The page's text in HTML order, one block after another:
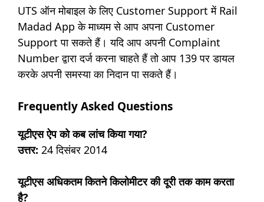
UTS ऑन मोबाइल के लिए Customer Support में Rail
Madad App के माध्यम से आप अपना Customer
Support पा सकते हैं। यदि आप अपनी Complaint
Number द्वारा दर्ज करना चाहते हैं तो आप 139 पर डायल
करके अपनी समस्या का निदान पा सकते हैं।
Frequently Asked Questions
यूटीएस ऐप को कब लांच किया गया?
उत्तर: 24 दिसंबर 2014
यूटीएस अधिकतम कितने किलोमीटर की दूरी तक काम करता
है?